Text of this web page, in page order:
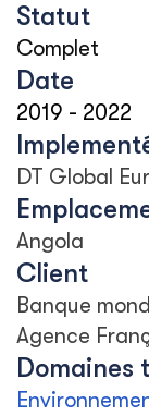
Statut
Complet
Date
2019 - 2022
DT Global
Angola
Client
Banque
Agence
Domaines